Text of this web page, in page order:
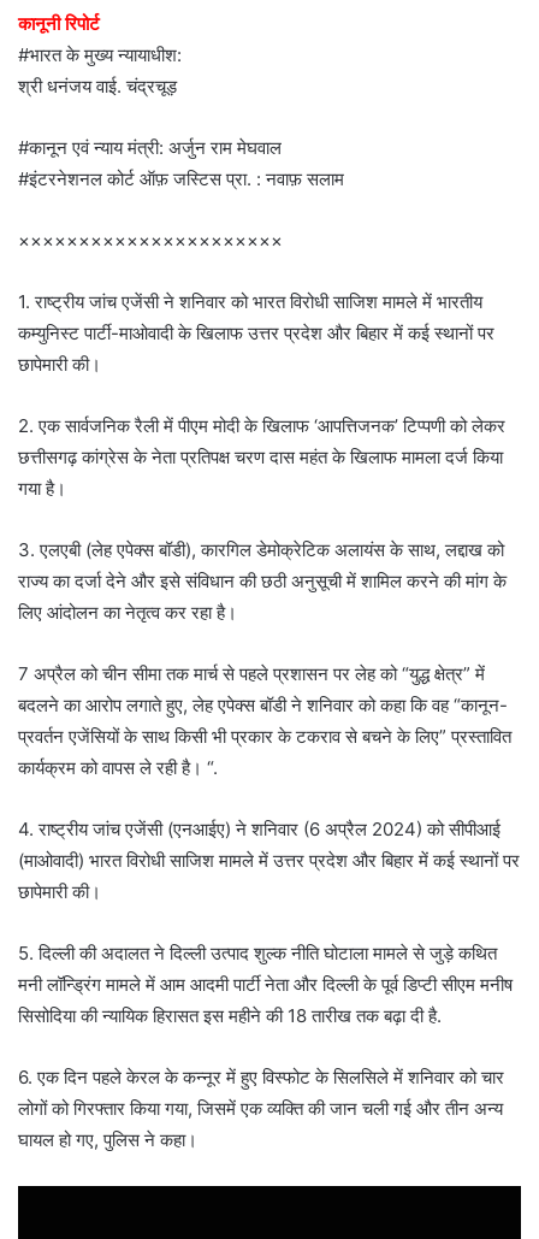
कानूनी रिपोर्ट
#भारत के मुख्य न्यायाधीश:
श्री धनंजय वाई. चंद्रचूड़
#कानून एवं न्याय मंत्री: अर्जुन राम मेघवाल
#इंटरनेशनल कोर्ट ऑफ़ जस्टिस प्रा. : नवाफ़ सलाम
××××××××××××××××××××××
1. राष्ट्रीय जांच एजेंसी ने शनिवार को भारत विरोधी साजिश मामले में भारतीय
कम्युनिस्ट पार्टी-माओवादी के खिलाफ उत्तर प्रदेश और बिहार में कई स्थानों पर
छापेमारी की।
2. एक सार्वजनिक रैली में पीएम मोदी के खिलाफ ‘आपत्तिजनक’ टिप्पणी को लेकर
छत्तीसगढ़ कांग्रेस के नेता प्रतिपक्ष चरण दास महंत के खिलाफ मामला दर्ज किया
गया है।
3. एलएबी (लेह एपेक्स बॉडी), कारगिल डेमोक्रेटिक अलायंस के साथ, लद्दाख को
राज्य का दर्जा देने और इसे संविधान की छठी अनुसूची में शामिल करने की मांग के
लिए आंदोलन का नेतृत्व कर रहा है।
7 अप्रैल को चीन सीमा तक मार्च से पहले प्रशासन पर लेह को “युद्ध क्षेत्र” में
बदलने का आरोप लगाते हुए, लेह एपेक्स बॉडी ने शनिवार को कहा कि वह “कानून-
प्रवर्तन एजेंसियों के साथ किसी भी प्रकार के टकराव से बचने के लिए” प्रस्तावित
कार्यक्रम को वापस ले रही है। “.
4. राष्ट्रीय जांच एजेंसी (एनआईए) ने शनिवार (6 अप्रैल 2024) को सीपीआई
(माओवादी) भारत विरोधी साजिश मामले में उत्तर प्रदेश और बिहार में कई स्थानों पर
छापेमारी की।
5. दिल्ली की अदालत ने दिल्ली उत्पाद शुल्क नीति घोटाला मामले से जुड़े कथित
मनी लॉन्ड्रिंग मामले में आम आदमी पार्टी नेता और दिल्ली के पूर्व डिप्टी सीएम मनीष
सिसोदिया की न्यायिक हिरासत इस महीने की 18 तारीख तक बढ़ा दी है.
6. एक दिन पहले केरल के कन्नूर में हुए विस्फोट के सिलसिले में शनिवार को चार
लोगों को गिरफ्तार किया गया, जिसमें एक व्यक्ति की जान चली गई और तीन अन्य
घायल हो गए, पुलिस ने कहा।